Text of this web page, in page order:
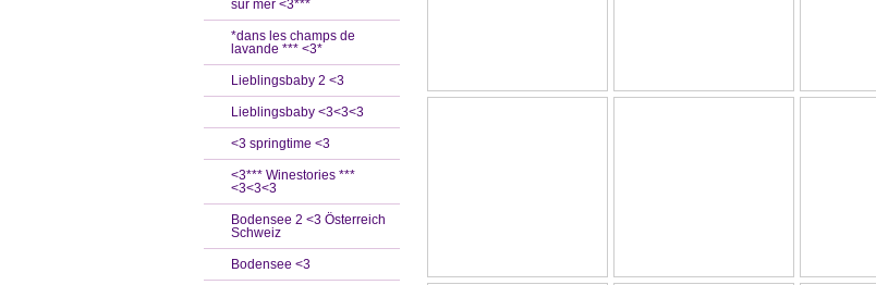
sur mer <3***
*dans les champs de
lavande *** <3*
Lieblingsbaby 2 <3
Lieblingsbaby <3<3<3
<3 springtime <3
<3*** Winestories ***
<3<3<3
Bodensee 2 <3 Österreich
Schweiz
Bodensee <3